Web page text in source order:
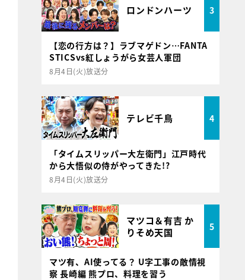
ロンドンハーツ 3
【恋の行方は？】ラブマゲドン…FANTA
STICSvs紅しょうがら女芸人軍団
8月4日(火)放送分
テレビ千鳥 4
「タイムスリッパー大左衛門」江戸時代
から大悟似の侍がやってきた!?
8月4日(火)放送分
マツコ＆有吉 か
りそめ天国
5
マツ有、AI使ってる？ U字工事の敵情視
察 長崎編 熊プロ、料理を習う